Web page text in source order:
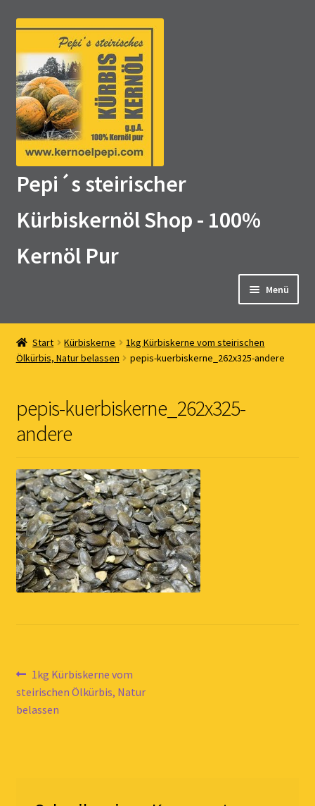
Zur
Navigation
springen
Zum
springen
Pepi´s steirischer
Kürbiskernöl Shop - 100%
Kernöl Pur
Menü
Home
Online Shop
Kernöl Pepi
Übers Kernöl
News
Kontakt
Gästebuch
Start Kürbiskerne
1kg Kürbiskerne vom steirischen
Ölkürbis, Natur belassen
pepis-kuerbiskerne_262x325-andere
pepis-kuerbiskerne_262x325-
andere
Beitragsnavigation
Vorheriger
Beitrag:
1kg Kürbiskerne vom
steirischen Ölkürbis, Natur
belassen